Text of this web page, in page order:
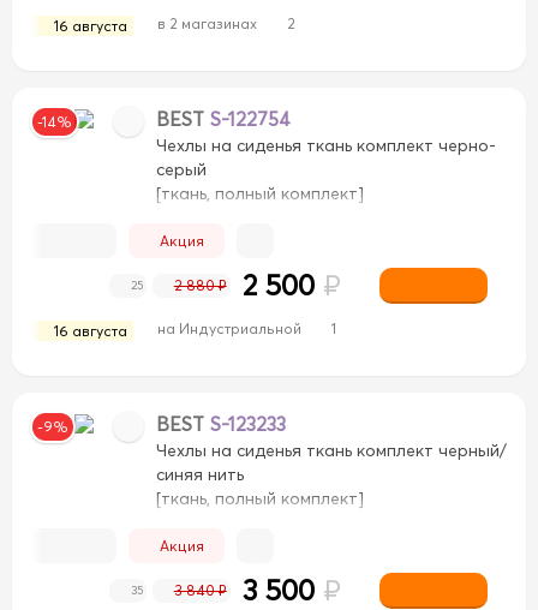
16 августа в 2 магазинах 2
-14% BEST S-122754
Чехлы на сиденья ткань комплект черно-
серый
[ткань, полный комплект]
Акция
16 августа на Индустриальной 1
25 2 880 ₽ 2 500 ₽
-9% BEST S-123233
Чехлы на сиденья ткань комплект черный/
синяя нить
[ткань, полный комплект]
Акция
35 3 840 ₽ 3 500 ₽